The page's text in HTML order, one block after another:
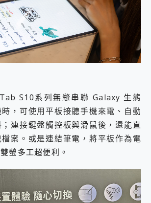
S10系列無縫串聯 Galaxy 生態
，可使用平板接聽手機來電、自動
連接鍵盤觸控板與滑鼠後，還能直
案。或是連結筆電，將平板作為電
螢多工超便利。